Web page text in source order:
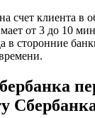
счет клиента в
от 3 до 10
в сторонние